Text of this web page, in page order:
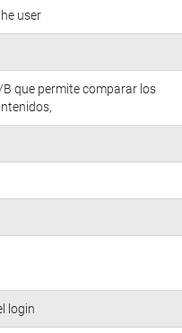
user
que permite comparar los
login